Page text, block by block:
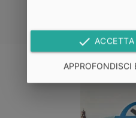
done
APPROFONDISCI